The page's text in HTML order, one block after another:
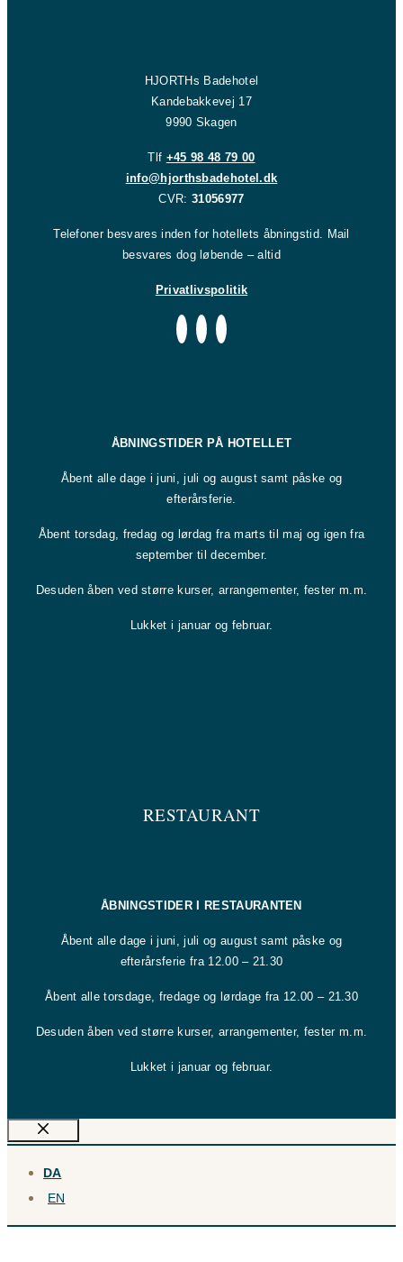
HJORTHs Badehotel
Kandebakkevej 17
9990 Skagen
Tlf +45 98 48 79 00
info@hjorthsbadehotel.dk
CVR:31056977
Telefoner besvares inden for hotellets åbningstid. Mail
besvares dog løbende – altid
Privatlivspolitik
ÅBNINGSTIDER PÅ HOTELLET
Åbent alle dage i juni, juli og august samt påske og
efterårsferie.
Åbent torsdag, fredag og lørdag fra marts til maj og igen fra
september til december.
Desuden åben ved større kurser, arrangementer, fester m.m.
Lukket i januar og februar.
RESTAURANT
ÅBNINGSTIDER I RESTAURANTEN
Åbent alle dage i juni, juli og august samt påske og
efterårsferie fra 12.00 – 21.30
Åbent alle torsdage, fredage og lørdage fra 12.00 – 21.30
Desuden åben ved større kurser, arrangementer, fester m.m.
Lukket i januar og februar.
Luk
DA
EN